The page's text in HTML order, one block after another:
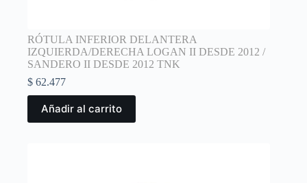
RÓTULA INFERIOR DELANTERA
IZQUIERDA/DERECHA LOGAN II DESDE 2012 /
SANDERO II DESDE 2012 TNK
$ 62.477
Añadir al carrito